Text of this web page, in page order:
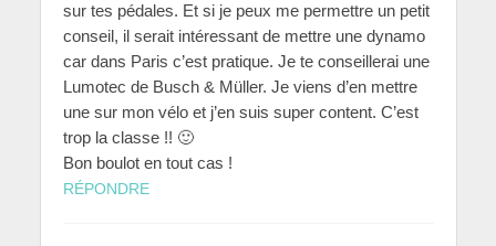
sur tes pédales. Et si je peux me permettre un petit
conseil, il serait intéressant de mettre une dynamo
car dans Paris c’est pratique. Je te conseillerai une
Lumotec de Busch & Müller. Je viens d’en mettre
une sur mon vélo et j’en suis super content. C’est
trop la classe !! 🙂
Bon boulot en tout cas !
RÉPONDRE